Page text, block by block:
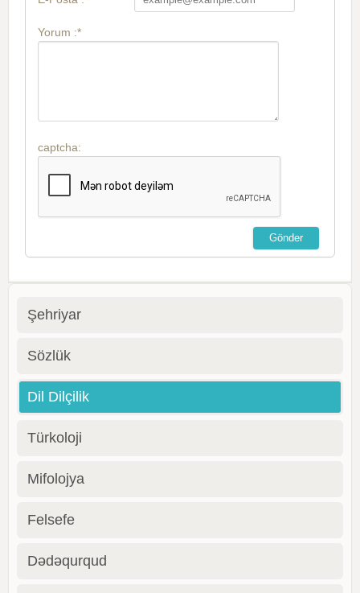
Yorum :*
captcha:
Şehriyar
Sözlük
Dil Dilçilik
Türkoloji
Mifolojya
Felsefe
Dədəqurqud